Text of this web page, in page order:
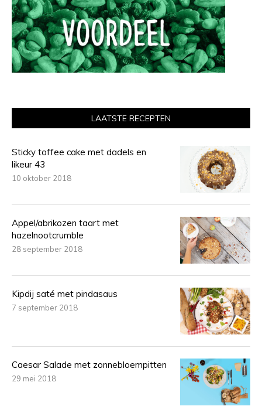
LAATSTE RECEPTEN
Sticky toffee cake met dadels en
likeur 43
10 oktober 2018
Appel/abrikozen taart met
hazelnootcrumble
28 september 2018
Kipdij saté met pindasaus
7 september 2018
Caesar Salade met zonnebloempitten
29 mei 2018